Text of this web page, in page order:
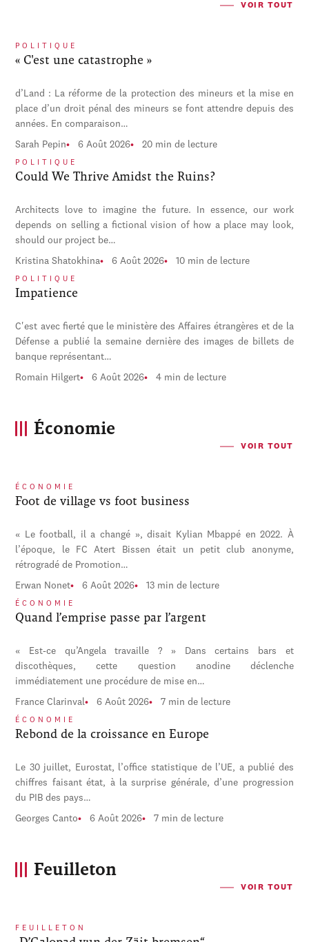
VOIR TOUT
POLITIQUE
« C'est une catastrophe »
d’Land : La réforme de la protection des mineurs et la mise en
place d’un droit pénal des mineurs se font attendre depuis des
années. En comparaison…
Sarah Pepin 6 Août 2026 20 min de lecture
POLITIQUE
Could We Thrive Amidst the Ruins?
Architects love to imagine the future. In essence, our work
depends on selling a fictional vision of how a place may look,
should our project be…
Kristina Shatokhina 6 Août 2026 10 min de lecture
POLITIQUE
Impatience
C'est avec fierté que le ministère des Affaires étrangères et de la
Défense a publié la semaine dernière des images de billets de
banque représentant…
Romain Hilgert 6 Août 2026 4 min de lecture
Économie
VOIR TOUT
ÉCONOMIE
Foot de village vs foot business
« Le football, il a changé », disait Kylian Mbappé en 2022. À
l’époque, le FC Atert Bissen était un petit club anonyme,
rétrogradé de Promotion…
Erwan Nonet 6 Août 2026 13 min de lecture
ÉCONOMIE
Quand l’emprise passe par l’argent
« Est-ce qu’Angela travaille ? » Dans certains bars et
discothèques, cette question anodine déclenche
immédiatement une procédure de mise en…
France Clarinval 6 Août 2026 7 min de lecture
ÉCONOMIE
Rebond de la croissance en Europe
Le 30 juillet, Eurostat, l’office statistique de l’UE, a publié des
chiffres faisant état, à la surprise générale, d’une progression
du PIB des pays…
Georges Canto 6 Août 2026 7 min de lecture
Feuilleton
VOIR TOUT
FEUILLETON